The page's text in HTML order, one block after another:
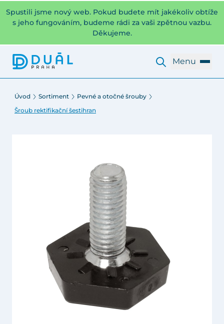
Spustili jsme nový web. Pokud budete mít jakékoliv obtíže
s jeho fungováním, budeme rádi za vaši zpětnou vazbu.
Děkujeme.
Menu
Úvod Sortiment
Pevné a otočné šrouby
Šroub rektifikační šestihran